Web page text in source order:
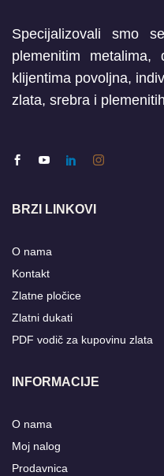
Specijalizovali smo
plemenitim
klijentima povoljna,
zlata, srebra i
BRZI LINKOVI
O nama
Kontakt
Zlatne pločice
Zlatni dukati
PDF vodič za kupovinu zlata
INFORMACIJE
O nama
Moj nalog
Prodavnica